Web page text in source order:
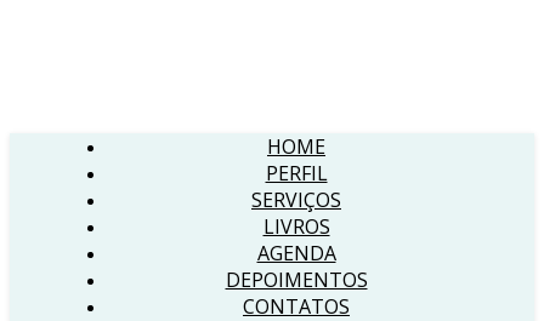
HOME
PERFIL
SERVIÇOS
LIVROS
AGENDA
DEPOIMENTOS
CONTATOS